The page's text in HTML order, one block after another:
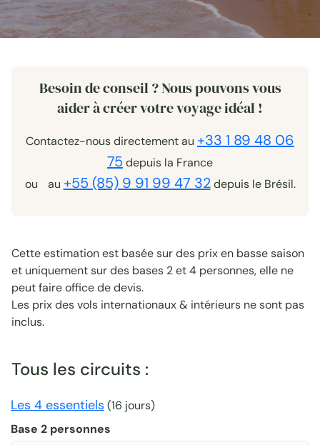
Besoin de conseil ? Nous pouvons vous
aider à créer votre voyage idéal !
Contactez-nous directement au +33 1 89 48 06
75 depuis la France
ou au +55 (85) 9 91 99 47 32depuis le Brésil.
Cette estimation est basée sur des prix en basse saison
et uniquement sur des bases 2 et 4 personnes, elle ne
peut faire office de devis.
Les prix des vols internationaux & intérieurs ne sont pas
inclus.
Tous les circuits :
Les 4 essentiels (16 jours)
Base 2 personnes